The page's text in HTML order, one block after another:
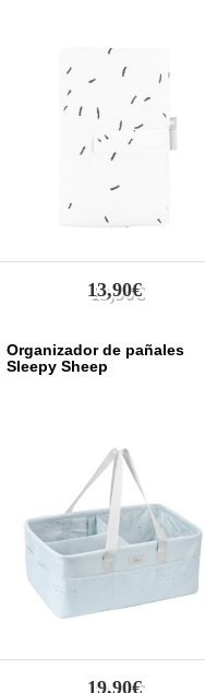
13,90€
Organizador de pañales
Sleepy Sheep
19,90€